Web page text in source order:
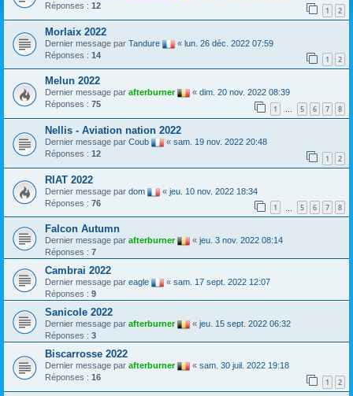
e
Réponses : 12 1 2
Morlaix 2022
Dernier message par Tandure « lun. 26 déc. 2022 07:59
Réponses : 14 1 2
Melun 2022
Dernier message par afterburner « dim. 20 nov. 2022 08:39
Réponses : 75 1 … 5 6 7 8
Nellis - Aviation nation 2022
Dernier message par Coub « sam. 19 nov. 2022 20:48
Réponses : 12 1 2
RIAT 2022
Dernier message par dom « jeu. 10 nov. 2022 18:34
Réponses : 76 1 5 6 7 8
Falcon Autumn
Dernier message par afterburner « jeu. 3 nov. 2022 08:14
Réponses : 7
Cambrai 2022
Dernier message par eagle « sam. 17 sept. 2022 12:07
Réponses : 9
Sanicole 2022
Dernier message par afterburner « jeu. 15 sept. 2022 06:32
Réponses : 3
Biscarrosse 2022
Dernier message par afterburner « sam. 30 juil. 2022 19:18
Réponses : 16 1 2